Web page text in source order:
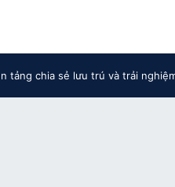
tảng chia sẻ lưu trú và trải